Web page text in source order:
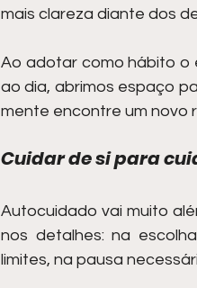
mais clareza diante dos
Ao adotar como hábito o
ao dia, abrimos espaço
mente encontre um novo
Cuidar de si para
Autocuidado vai muito
nos detalhes: na
limites, na pausa